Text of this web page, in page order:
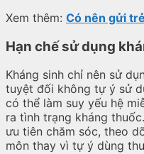
Xem thêm: Có nên gửi
Hạn chế sử dụng
Kháng sinh chỉ nên sử
tuyệt đối không tự ý sử
có thể làm suy yếu hệ
ra tình trạng kháng
ưu tiên chăm sóc, theo
môn thay vì tự ý dùng